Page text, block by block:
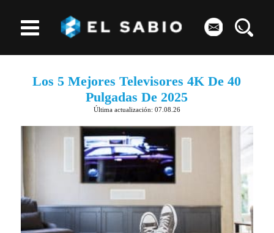
Los 5 Mejores Televisores 4K De 40
Pulgadas De 2025
Última actualización: 07.08.26